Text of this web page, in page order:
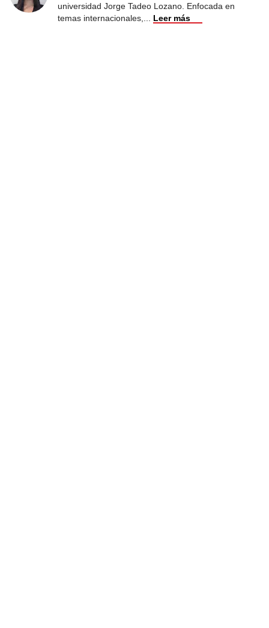
universidad Jorge Tadeo Lozano. Enfocada en
temas internacionales,
Leer más